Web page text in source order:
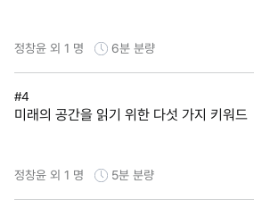
정창윤 외 1 명 6분 분량
#4
미래의 공간을 읽기 위한 다섯 가지 키워드
정창윤 외 1 명 5분 분량